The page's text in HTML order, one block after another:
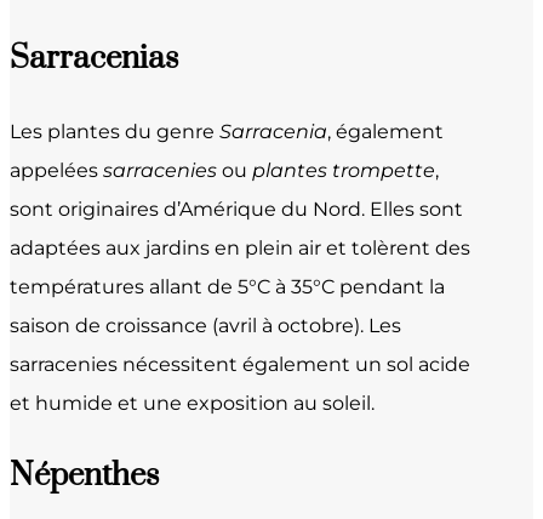
Sarracenias
Les plantes du genre Sarracenia, également
appelées sarracenies ou plantes trompette,
sont originaires d’Amérique du Nord. Elles sont
adaptées aux jardins en plein air et tolèrent des
températures allant de 5°C à 35°C pendant la
saison de croissance (avril à octobre). Les
sarracenies nécessitent également un sol acide
et humide et une exposition au soleil.
Népenthes